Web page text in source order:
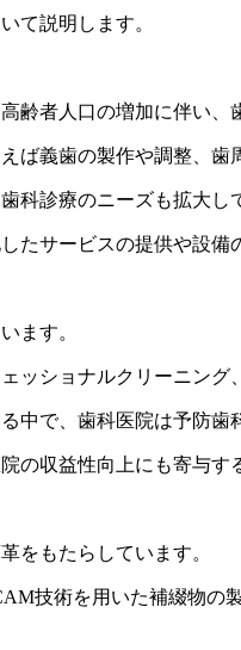
て説明します。
齢者人口の増加に伴い、
ば義歯の製作や調整、
科診療のニーズも拡大し
たサービスの提供や設備
ます。
ッショナルクリーニン
中で、歯科医院は予防歯
の収益性向上にも寄与す
をもたらしています。
技術を用いた補綴物の